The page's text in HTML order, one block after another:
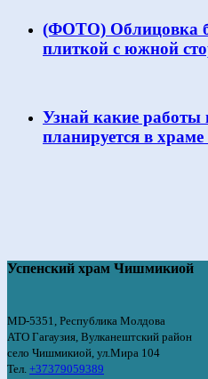
(ФОТО) Облицовка
плиткой с южной
Узнай какие
планируется в
Успенский храм Чишмикиой
MD-5351, Республика Молдова
АТО Гагаузия, Вулканештский район
село Чишмикиой, ул.Мира 104
Тел. +37379059389